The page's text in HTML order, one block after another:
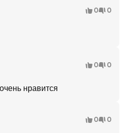
0 0
0 0
нравится
0 0